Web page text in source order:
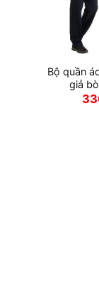
Bộ quần
giả